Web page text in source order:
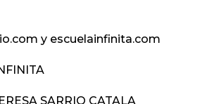
y escuelainfinita.com
SARRIO CATALA